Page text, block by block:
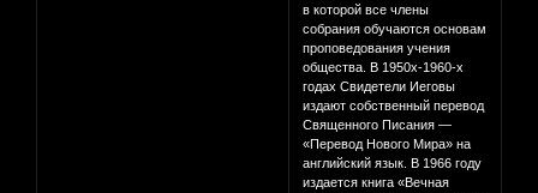
в которой все члены
собрания обучаются основам
проповедования учения
общества. В 1950х-1960-х
годах Свидетели Иеговы
издают собственный перевод
Священного Писания —
«Перевод Нового Мира» на
английский язык. В 1966 году
издается книга «Вечная